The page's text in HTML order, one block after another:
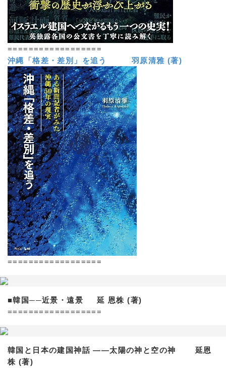
==================
沖縄「格差・差別」を追う 羽原清雅 (著)
==================
■韓国──近景・遠景 延 恩株 (著)
==================
韓国と日本の建国神話 ——太陽の神と空の神 延恩
株 (著)